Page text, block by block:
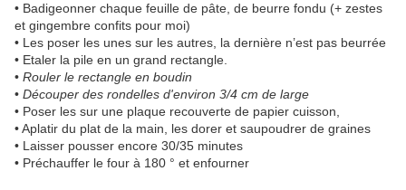
• Badigeonner chaque feuille de pâte, de beurre fondu (+ zestes
et gingembre confits pour moi)
• Les poser les unes sur les autres, la dernière n’est pas beurrée
• Etaler la pile en un grand rectangle.
• Rouler le rectangle en boudin
• Découper des rondelles d'environ 3/4 cm de large
• Poser les sur une plaque recouverte de papier cuisson,
• Aplatir du plat de la main, les dorer et saupoudrer de graines
• Laisser pousser encore 30/35 minutes
• Préchauffer le four à 180 ° et enfourner